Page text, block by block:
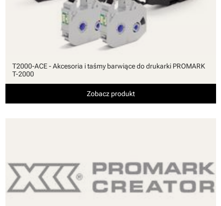
T2000-ACE - Akcesoria i taśmy barwiące do drukarki PROMARK
T-2000
Zobacz produkt